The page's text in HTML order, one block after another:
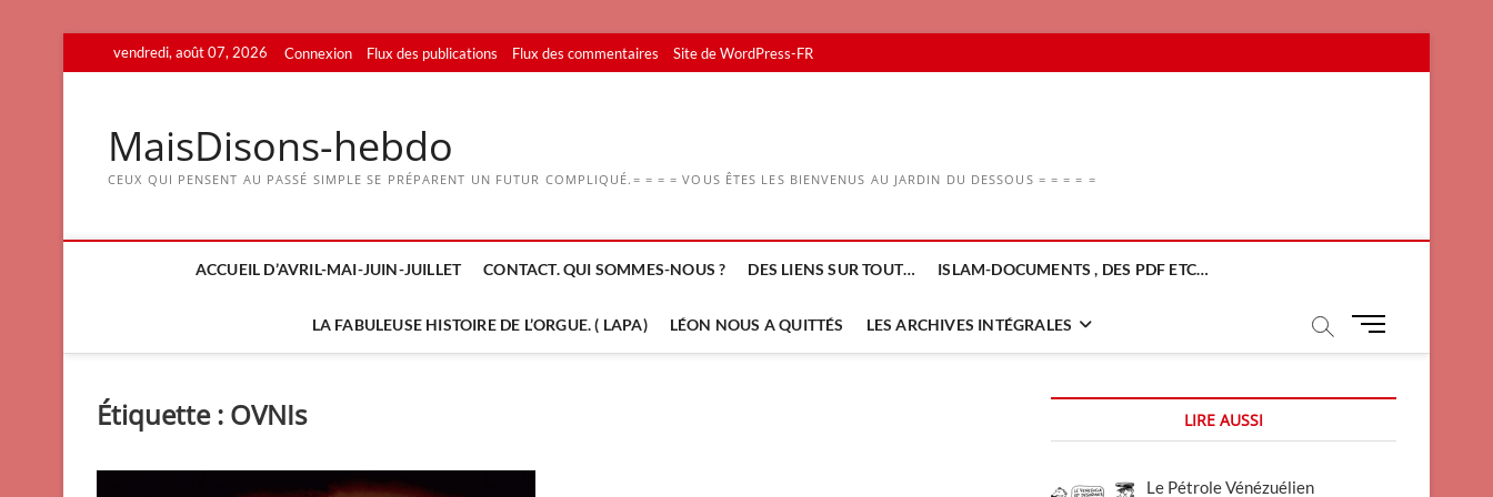
to
vendredi, août 07, 2026 Connexion Flux des publications Flux des commentaires Site de WordPress-FR
MaisDisons-hebdo
CEUX QUI PENSENT AU PASSÉ SIMPLE SE PRÉPARENT UN FUTUR COMPLIQUÉ.= = = = VOUS ÊTES LES BIENVENUS AU JARDIN DU DESSOUS = = = = =
ACCUEIL D’AVRIL-MAI-JUIN-JUILLET CONTACT. QUI SOMMES-NOUS ? DES LIENS SUR TOUT… ISLAM-DOCUMENTS , DES PDF ETC…
LA FABULEUSE HISTOIRE DE L’ORGUE. ( LAPA) LÉON NOUS A QUITTÉS LES ARCHIVES INTÉGRALES
M
u
u
Étiquette : OVNIs LIRE AUSSI
Le Pétrole Vénézuélien